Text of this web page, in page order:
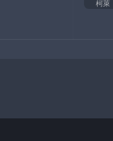
柯萊